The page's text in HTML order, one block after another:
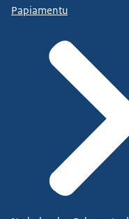
Papiamentu